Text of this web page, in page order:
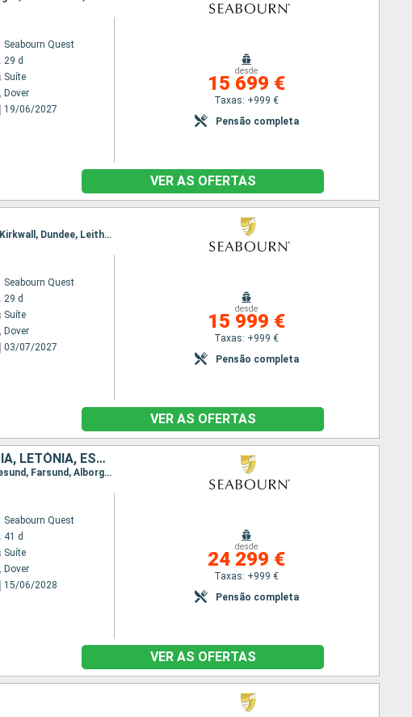
Seabourn Quest
29 d
Suíte
Dover
19/06/2027
desde
15 699 €
Taxas: +999 €
Pensão completa
VER AS OFERTAS
Itinerário : Dover, Cowes, Fowey, Bantry, Kinsale, Holyhead, Belfast, Oban, Stornoway, Kirkwall, Dundee, Leith - Edimbourg, Dover, Trondheim, Bronnoysund, Svolvaer, Tromso, Honningsvag, Loen, Bergen, Amesterdão, Dover
Seabourn Quest
29 d
Suíte
Dover
03/07/2027
desde
15 999 €
Taxas: +999 €
Pensão completa
VER AS OFERTAS
NORUEGA, DINAMARCA, REINO UNIDO, FINLÂNDIA, POLÓNIA, SUÉCIA, LETÓNIA, ESTÓNIA, TURQUIA
Itinerário : Dover, Trondheim, Bronnoysund, Reine, Tromso, Honningsvag, Bodo, Haugesund, Farsund, Alborg, Copenhaga, Bornholm, Canakkale, Estocolmo, Helsínquia, Tallin, Riga, Klaipeda, Gdansk, Copenhaga, Lysekil, Farsund, Narvik, Honningsvag, Tromso, Reine, Bronnoysund, Trondheim, Dover
Seabourn Quest
41 d
Suíte
Dover
15/06/2028
desde
24 299 €
Taxas: +999 €
Pensão completa
VER AS OFERTAS